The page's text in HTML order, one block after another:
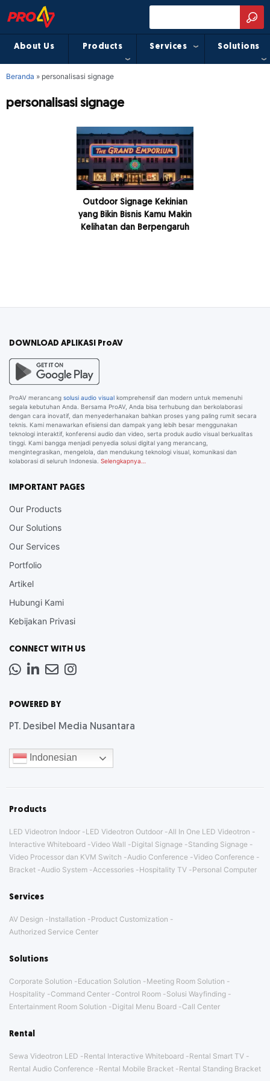
About Us Products Services Solutions
Beranda » personalisasi signage
personalisasi signage
Outdoor Signage Kekinian
yang Bikin Bisnis Kamu Makin
Kelihatan dan Berpengaruh
DOWNLOAD APLIKASI ProAV
ProAV merancang solusi audio visual komprehensif dan modern untuk memenuhi
segala kebutuhan Anda. Bersama ProAV, Anda bisa terhubung dan berkolaborasi
dengan cara inovatif, dan menyederhanakan bahkan proses yang paling rumit secara
teknis. Kami menawarkan efisiensi dan dampak yang lebih besar menggunakan
teknologi interaktif, konferensi audio dan video, serta produk audio visual berkualitas
tinggi. Kami bangga menjadi penyedia solusi digital yang merancang,
mengintegrasikan, mengelola, dan mendukung teknologi visual, komunikasi dan
kolaborasi di seluruh Indonesia. Selengkapnya…
IMPORTANT PAGES
Our Products
Our Solutions
Our Services
Portfolio
Artikel
Hubungi Kami
Kebijakan Privasi
CONNECT WITH US
Whatsapp
LinkedIn
NewsInstagram
POWERED BY
PT. Desibel Media Nusantara
Indonesian
Products
LED Videotron Indoor LED Videotron Outdoor
All In One LED Videotron
Interactive Whiteboard Video Wall Digital Signage
Standing Signage
Video Processor dan KVM Switch
Audio Conference Video Conference
Bracket
Audio System Accessories Hospitality TV Personal Computer
Services
AV Design Installation
Product Customization
Authorized Service Center
Solutions
Corporate Solution Education Solution
Meeting Room Solution
Hospitality
Command Center Control Room
Solusi Wayfinding
Entertainment Room Solution
Digital Menu Board Call Center
Rental
Sewa Videotron LED Rental Interactive Whiteboard
Rental Smart TV
Rental Audio Conference
Rental Mobile Bracket Rental Standing Bracket